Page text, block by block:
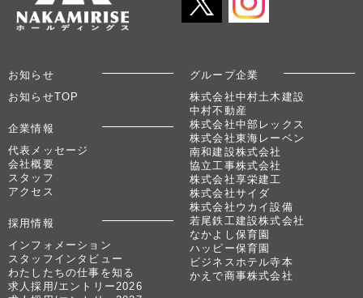
お知らせ
お知らせTOP
企業情報
代表メッセージ
会社概要
スタッフ
アクセス
採用情報
インフォメーション
スタッフインタビュー
わたしたちの仕事を知る
求人採用/エントリー2026
グループ企業
株式会社中村土木建設
中村不動産
株式会社中部レックス
株式会社東海レーベン
南和建設株式会社
協立工事株式会社
株式会社享栄建工
株式会社サイダ
株式会社ウカイ設備
若尾鉄工建設株式会社
なかよし保育園
ハッピー保育園
ビジネスホテル寺本
かえで商事株式会社